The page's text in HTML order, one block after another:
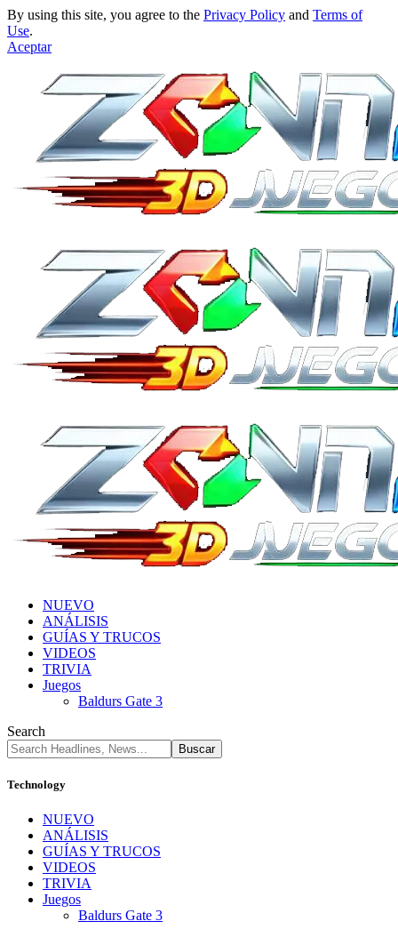
By using this site, you agree to the Privacy Policy and Terms of
Use.
Aceptar
NUEVO
ANÁLISIS
GUÍAS Y TRUCOS
VIDEOS
TRIVIA
Juegos
Baldurs Gate 3
Search
Technology
NUEVO
ANÁLISIS
GUÍAS Y TRUCOS
VIDEOS
TRIVIA
Juegos
Baldurs Gate 3